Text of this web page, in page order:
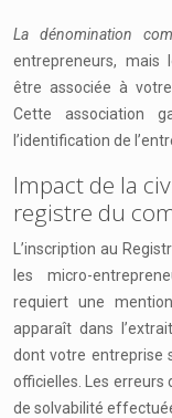
La dénomination
entrepreneurs, mais
être associée à
Cette association
l’identification de
Impact de la
registre du
L’inscription au
les micro-
requiert une
apparaît dans
dont votre entreprise
officielles. Les erreurs
de solvabilité